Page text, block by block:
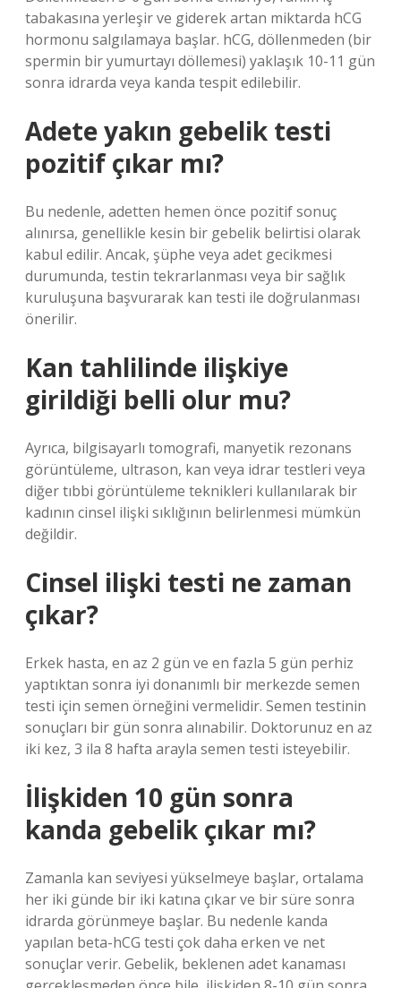
tabakasına yerleşir ve giderek artan miktarda hCG
hormonu salgılamaya başlar. hCG, döllenmeden (bir
spermin bir yumurtayı döllemesi) yaklaşık 10-11 gün
sonra idrarda veya kanda tespit edilebilir.
Adete yakın gebelik testi
pozitif çıkar mı?
Bu nedenle, adetten hemen önce pozitif sonuç
alınırsa, genellikle kesin bir gebelik belirtisi olarak
kabul edilir. Ancak, şüphe veya adet gecikmesi
durumunda, testin tekrarlanması veya bir sağlık
kuruluşuna başvurarak kan testi ile doğrulanması
önerilir.
Kan tahlilinde ilişkiye
girildiği belli olur mu?
Ayrıca, bilgisayarlı tomografi, manyetik rezonans
görüntüleme, ultrason, kan veya idrar testleri veya
diğer tıbbi görüntüleme teknikleri kullanılarak bir
kadının cinsel ilişki sıklığının belirlenmesi mümkün
değildir.
Cinsel ilişki testi ne zaman
çıkar?
Erkek hasta, en az 2 gün ve en fazla 5 gün perhiz
yaptıktan sonra iyi donanımlı bir merkezde semen
testi için semen örneğini vermelidir. Semen testinin
sonuçları bir gün sonra alınabilir. Doktorunuz en az
iki kez, 3 ila 8 hafta arayla semen testi isteyebilir.
İlişkiden 10 gün sonra
kanda gebelik çıkar mı?
Zamanla kan seviyesi yükselmeye başlar, ortalama
her iki günde bir iki katına çıkar ve bir süre sonra
idrarda görünmeye başlar. Bu nedenle kanda
yapılan beta-hCG testi çok daha erken ve net
sonuçlar verir. Gebelik, beklenen adet kanaması